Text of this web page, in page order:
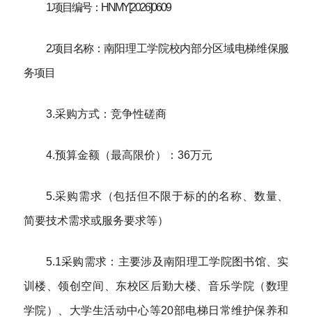
1.项目编号： HNMY[2026]0609
2.项目名称： 南阳理工学院校内部分区域电梯维保服
务项目
3.采购方式：竞争性磋商
4.预算金额（最高限价）：36万元
5.采购需求（包括但不限于标的的名称、数量、
简要技术需求或服务要求等）
5.1采购需求：主要涉及南阳理工学院图书馆、实
训楼、领创空间、东校区后勤大楼、音乐学院（数理
学院）、大学生活动中心等20部电梯日常维护保养和